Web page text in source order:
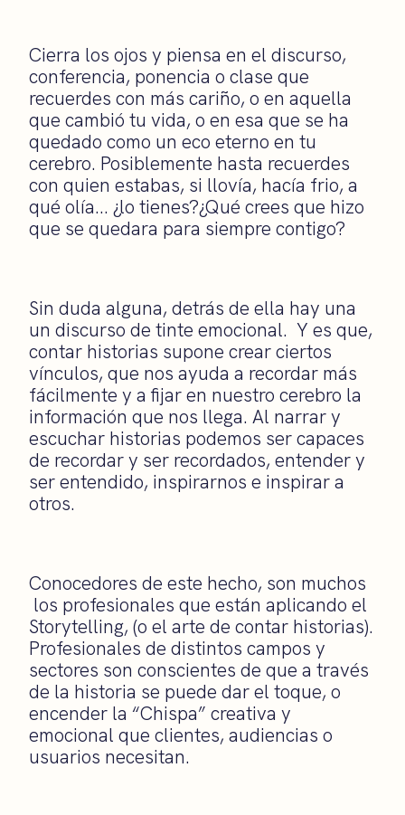
Cierra los ojos y piensa en el discurso,
conferencia, ponencia o clase que
recuerdes con más cariño, o en aquella
que cambió tu vida, o en esa que se ha
quedado como un eco eterno en tu
cerebro. Posiblemente hasta recuerdes
con quien estabas, si llovía, hacía frio, a
qué olía… ¿lo tienes?¿Qué crees que hizo
que se quedara para siempre contigo?
Sin duda alguna, detrás de ella hay una
un discurso de tinte emocional. Y es que,
contar historias supone crear ciertos
vínculos, que nos ayuda a recordar más
fácilmente y a fijar en nuestro cerebro la
información que nos llega. Al narrar y
escuchar historias podemos ser capaces
de recordar y ser recordados, entender y
ser entendido, inspirarnos e inspirar a
otros.
Conocedores de este hecho, son muchos
los profesionales que están aplicando el
Storytelling, (o el arte de contar historias).
Profesionales de distintos campos y
sectores son conscientes de que a través
de la historia se puede dar el toque, o
encender la “Chispa” creativa y
emocional que clientes, audiencias o
usuarios necesitan.